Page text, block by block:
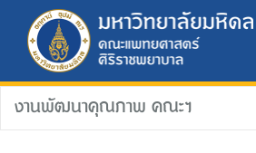
งานพัฒนาคุณภาพ คณะฯ